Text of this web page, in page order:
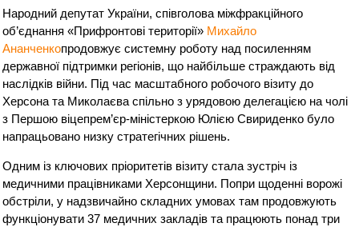
Народний депутат України, співголова міжфракційного
об’єднання «Прифронтові території» Михайло
Ананченкопродовжує системну роботу над посиленням
державної підтримки регіонів, що найбільше страждають від
наслідків війни. Під час масштабного робочого візиту до
Херсона та Миколаєва спільно з урядовою делегацією на чолі
з Першою віцепрем’єр-міністеркою Юлією Свириденко було
напрацьовано низку стратегічних рішень.
Одним із ключових пріоритетів візиту стала зустріч із
медичними працівниками Херсонщини. Попри щоденні ворожі
обстріли, у надзвичайно складних умовах там продовжують
функціонувати 37 медичних закладів та працюють понад три